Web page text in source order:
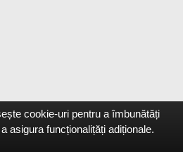
cookie-uri pentru a îmbunătăți
asigura funcționalițăți adiționale.